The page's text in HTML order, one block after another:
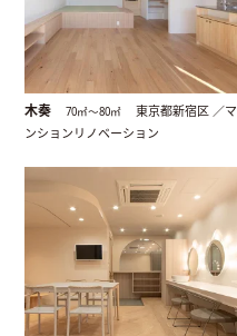
木奏 70㎡〜80㎡
東京都新宿区 ／マ
ンションリノベーション